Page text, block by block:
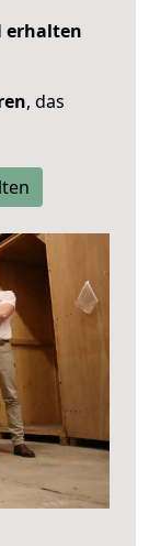
erhalten
, das